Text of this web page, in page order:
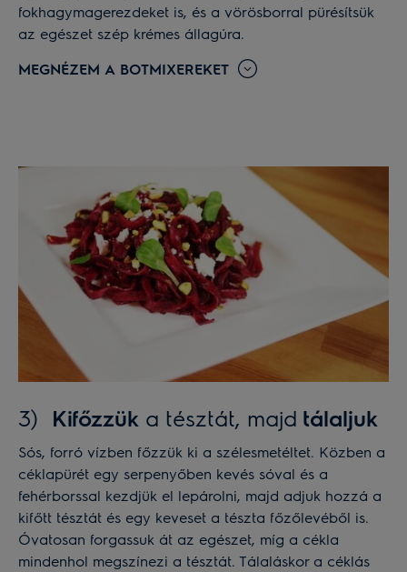
fokhagymagerezdeket is, és a vörösborral pürésítsük
az egészet szép krémes állagúra.
MEGNÉZEM A BOTMIXEREKET
3) Kifőzzük a tésztát, majd tálaljuk
Sós, forró vízben főzzük ki a szélesmetéltet. Közben a
céklapürét egy serpenyőben kevés sóval és a
fehérborssal kezdjük el lepárolni, majd adjuk hozzá a
kifőtt tésztát és egy keveset a tészta főzőlevéből is.
Óvatosan forgassuk át az egészet, míg a cékla
mindenhol megszínezi a tésztát. Tálaláskor a céklás